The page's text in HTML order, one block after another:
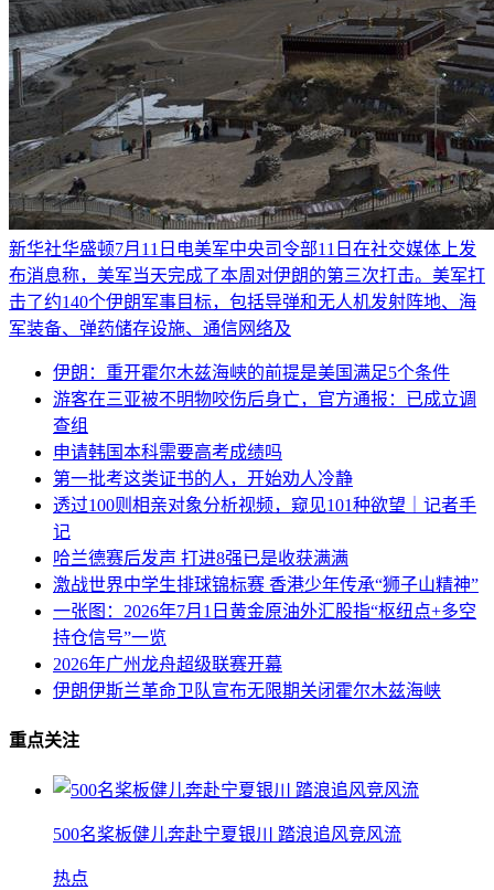
新华社华盛顿7月11日电美军中央司令部11日在社交媒体上发
布消息称，美军当天完成了本周对伊朗的第三次打击。美军打
击了约140个伊朗军事目标，包括导弹和无人机发射阵地、海
军装备、弹药储存设施、通信网络及
伊朗：重开霍尔木兹海峡的前提是美国满足5个条件
游客在三亚被不明物咬伤后身亡，官方通报：已成立调
查组
申请韩国本科需要高考成绩吗
第一批考这类证书的人，开始劝人冷静
透过100则相亲对象分析视频，窥见101种欲望｜记者手
记
哈兰德赛后发声 打进8强已是收获满满
激战世界中学生排球锦标赛 香港少年传承“狮子山精神”
一张图：2026年7月1日黄金原油外汇股指“枢纽点+多空
持仓信号”一览
2026年广州龙舟超级联赛开幕
伊朗伊斯兰革命卫队宣布无限期关闭霍尔木兹海峡
重点关注
500名桨板健儿奔赴宁夏银川 踏浪追风竞风流
热点